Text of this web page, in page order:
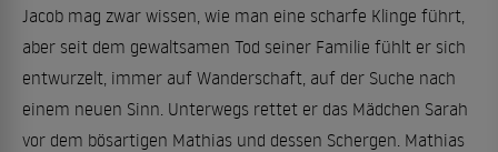
Jacob mag zwar wissen, wie man eine scharfe Klinge führt,
aber seit dem gewaltsamen Tod seiner Familie fühlt er sich
entwurzelt, immer auf Wanderschaft, auf der Suche nach
einem neuen Sinn. Unterwegs rettet er das Mädchen Sarah
vor dem bösartigen Mathias und dessen Schergen. Mathias